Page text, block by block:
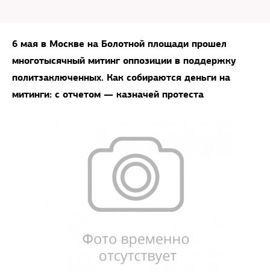
6 мая в Москве на Болотной площади прошел
многотысячный митинг оппозиции в поддержку
политзаключенных. Как собираются деньги на
митинги: с отчетом — казначей протеста